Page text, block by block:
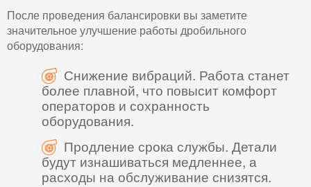
После проведения балансировки вы заметите
значительное улучшение работы дробильного
оборудования:
Снижение вибраций. Работа станет
более плавной, что повысит комфорт
операторов и сохранность
оборудования.
Продление срока службы. Детали
будут изнашиваться медленнее, а
расходы на обслуживание снизятся.